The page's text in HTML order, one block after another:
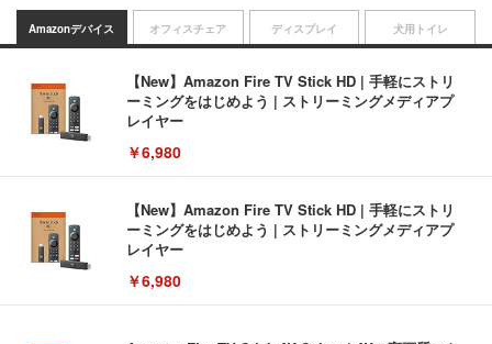
Amazonデバイス
【New】Amazon Fire TV Stick HD | 手軽にストリ
ーミングをはじめよう | ストリーミングメディアプ
レイヤー
￥6,980
【New】Amazon Fire TV Stick HD | 手軽にストリ
ーミングをはじめよう | ストリーミングメディアプ
レイヤー
￥6,980
オフィスチェア ディスプレイ 犬用トイレ